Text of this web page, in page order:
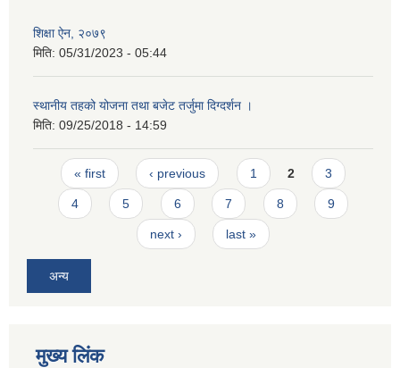
शिक्षा ऐन, २०७९
मिति: 05/31/2023 - 05:44
स्थानीय तहको योजना तथा बजेट तर्जुमा दिग्दर्शन ।
मिति: 09/25/2018 - 14:59
Pages
« first ‹ previous 1 2 3
4 5 6 7 8 9
next › last »
अन्य
मुख्य लिंक